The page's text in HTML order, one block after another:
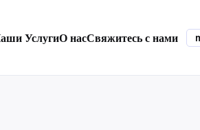
УслугиО насСвяжитесь с нами